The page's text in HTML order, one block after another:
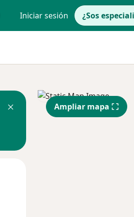
Iniciar sesión ¿Sos
Ampliar mapa